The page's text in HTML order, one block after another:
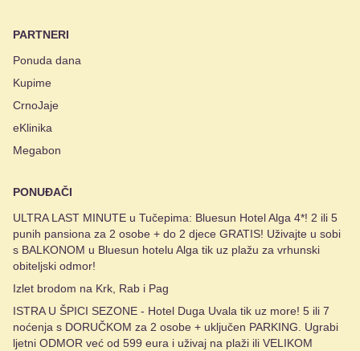
PARTNERI
Ponuda dana
Kupime
CrnoJaje
eKlinika
Megabon
PONUĐAČI
ULTRA LAST MINUTE u Tučepima: Bluesun Hotel Alga 4*! 2 ili 5
punih pansiona za 2 osobe + do 2 djece GRATIS! Uživajte u sobi
s BALKONOM u Bluesun hotelu Alga tik uz plažu za vrhunski
obiteljski odmor!
Izlet brodom na Krk, Rab i Pag
ISTRA U ŠPICI SEZONE - Hotel Duga Uvala tik uz more! 5 ili 7
noćenja s DORUČKOM za 2 osobe + uključen PARKING. Ugrabi
ljetni ODMOR već od 599 eura i uživaj na plaži ili VELIKOM